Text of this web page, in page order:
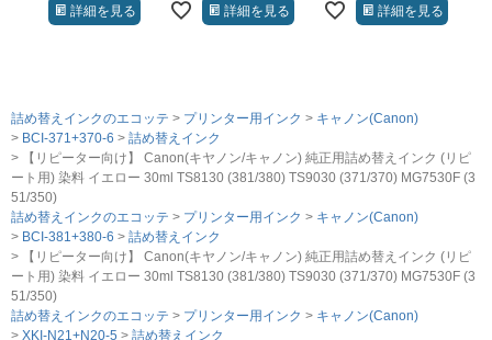
詳細を見る 詳細を見る 詳細を見る
詰め替えインクのエコッテ プリンター用インク
キャノン(Canon)
BCI-371+370-6
詰め替えインク
【リピーター向け】 Canon(キヤノン/キャノン) 純正用詰め替えインク (リピ
ート用) 染料 イエロー 30ml TS8130 (381/380) TS9030 (371/370) MG7530F (3
51/350)
詰め替えインクのエコッテ
プリンター用インク
キャノン(Canon)
BCI-381+380-6
詰め替えインク
【リピーター向け】 Canon(キヤノン/キャノン) 純正用詰め替えインク (リピ
ート用) 染料 イエロー 30ml TS8130 (381/380) TS9030 (371/370) MG7530F (3
51/350)
詰め替えインクのエコッテ
プリンター用インク
キャノン(Canon)
XKI-N21+N20-5
詰め替えインク